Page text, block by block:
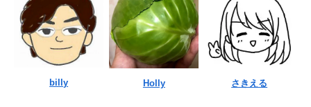
billy Holly さきえる